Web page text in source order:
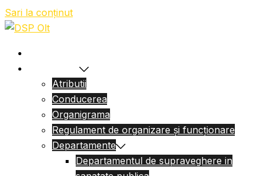
Sari la conținut
Atributii
Conducerea
Organigrama
Regulament de organizare și funcționare
Departamente
Departamentul de supraveghere in